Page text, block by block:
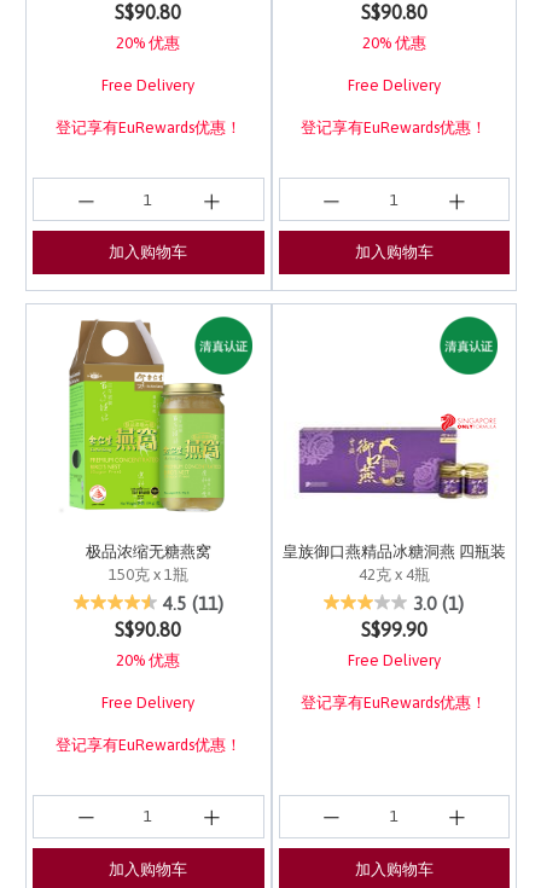
S$90.80
20% 优惠
Free Delivery
登记享有EuRewards优惠！
加入购物车
S$90.80
20% 优惠
Free Delivery
登记享有EuRewards优惠！
加入购物车
极品浓缩无糖燕窝
150克 x 1瓶
5 out of 5 Customer Rating
4.5 (11)
S$90.80
20% 优惠
Free Delivery
登记享有EuRewards优惠！
加入购物车
皇族御口燕精品冰糖洞燕 四瓶装
42克 x 4瓶
5 out of 5 Customer
3.0 (1)
S$99.90
Free Delivery
登记享有EuRewards优惠！
加入购物车